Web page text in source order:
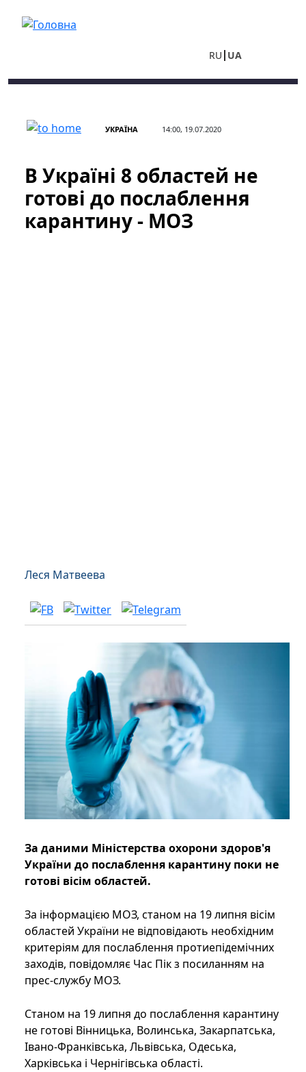
RU UA
УКРАЇНА 14:00, 19.07.2020
В Україні 8 областей не
готові до послаблення
карантину - МОЗ
Леся Матвеева
За даними Міністерства охорони здоров'я
України до послаблення карантину поки не
готові вісім областей.
За інформацією МОЗ, станом на 19 липня вісім
областей України не відповідають необхідним
критеріям для послаблення протиепідемічних
заходів, повідомляє Час Пік з посиланням на
прес-службу МОЗ.
Станом на 19 липня до послаблення карантину
не готові Вінницька, Волинська, Закарпатська,
Івано-Франківська, Львівська, Одеська,
Харківська і Чернігівська області.